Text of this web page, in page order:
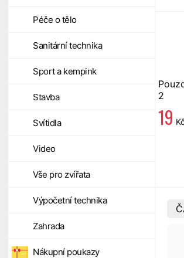
Péče o tělo
Sanitární technika
Sport a kempink
Stavba
Svítidla
Video
Vše pro zvířata
Výpočetní technika
Zahrada
Nákupní poukazy
2
19 Kč